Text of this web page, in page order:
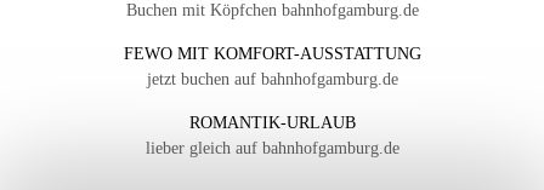
Buchen mit Köpfchen bahnhofgamburg.de
FEWO MIT KOMFORT-AUSSTATTUNG
jetzt buchen auf bahnhofgamburg.de
ROMANTIK-URLAUB
lieber gleich auf bahnhofgamburg.de